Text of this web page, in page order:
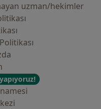
uzman/hekimler